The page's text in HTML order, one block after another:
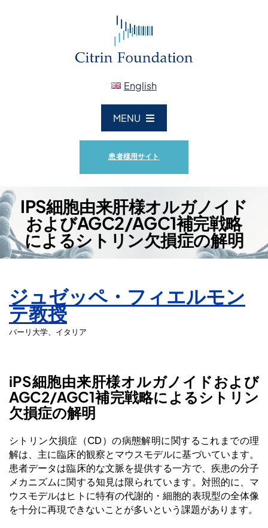
English
MENU
シトリン財団概要
シトリン欠損症
医療従事者
ご案内・イベント
English
患者様用サイト
IPS細胞由来肝様オルガノイド
およびAGC2/AGC1補完戦略
によるシトリン欠損症の解明
ジュゼッペ・フィエルモン
テ教授
バーリ大学、イタリア
iPS細胞由来肝様オルガノイドおよび
AGC2/AGC1補完戦略によるシトリン
欠損症の解明
シトリン欠損症（CD）の病態解明に関するこれまでの理
解は、主に臨床的観察とマウスモデルに基づいています。
患者データは臨床的な文脈を提供する一方で、疾患の分子
メカニズムに関する知見は限られています。対照的に、マ
ウスモデルはヒトに特有の代謝的・細胞的表現型の全体像
を十分に再現できないことが多いという課題があります。